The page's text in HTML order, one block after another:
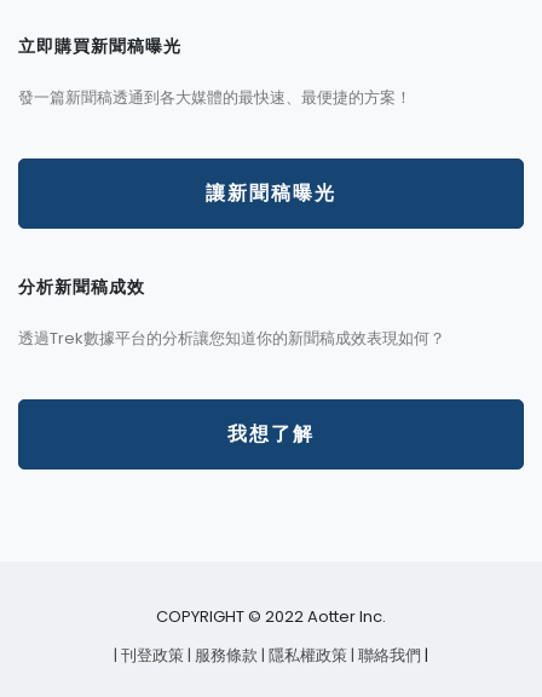
立即購買新聞稿曝光
發一篇新聞稿透通到各大媒體的最快速、最便捷的方案！
讓新聞稿曝光
分析新聞稿成效
透過Trek數據平台的分析讓您知道你的新聞稿成效表現如何？
我想了解
COPYRIGHT © 2022 Aotter Inc.
| 刊登政策| 服務條款 | 隱私權政策| 聯絡我們 |